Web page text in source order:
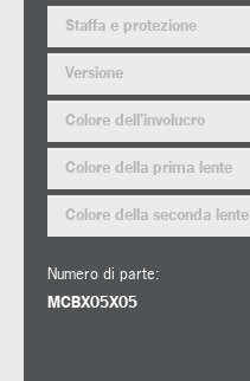
Staffa e protezione
Versione
Colore dell'involucro
Colore della prima lente
Colore della seconda lente
Numero di parte:
MCBX05X05